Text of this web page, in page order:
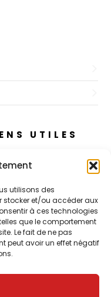
utilisons des
stocker et/ou accéder aux
à ces technologies
que le comportement
Le fait de ne pas
peut avoir un effet négatif
UTILES
– Le Concept